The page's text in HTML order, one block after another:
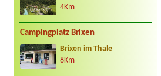
4Km
Campingplatz Brixen
Brixen im Thale
8Km